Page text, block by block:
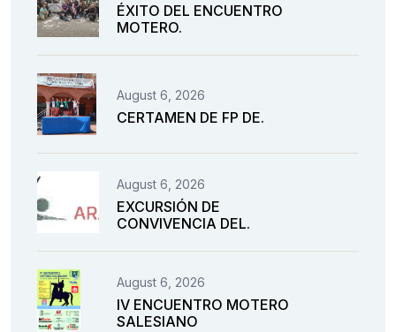
ÉXITO DEL ENCUENTRO
MOTERO.
August 6, 2026
CERTAMEN DE FP DE.
August 6, 2026
EXCURSIÓN DE
CONVIVENCIA DEL.
August 6, 2026
IV ENCUENTRO MOTERO
SALESIANO